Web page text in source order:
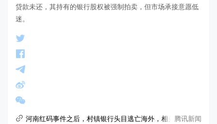
贷款未还，其持有的银行股权被强制拍卖，但市场承接意愿低
迷。
河南红码事件之后，村镇银行头目逃亡海外，相关股权骨折价
腾讯新闻